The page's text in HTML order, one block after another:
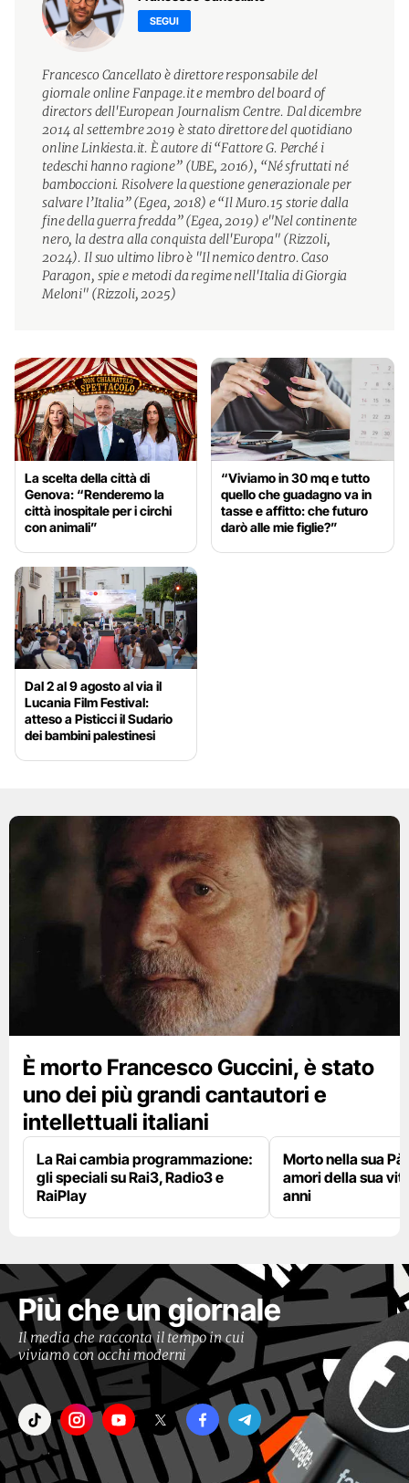
SEGUI
Francesco Cancellato è direttore responsabile del
giornale online Fanpage.it e membro del board of
directors dell'European Journalism Centre. Dal dicembre
2014 al settembre 2019 è stato direttore del quotidiano
online Linkiesta.it. È autore di “Fattore G. Perché i
tedeschi hanno ragione” (UBE, 2016), “Né sfruttati né
bamboccioni. Risolvere la questione generazionale per
salvare l’Italia” (Egea, 2018) e “Il Muro.15 storie dalla
fine della guerra fredda” (Egea, 2019) e"Nel continente
nero, la destra alla conquista dell'Europa" (Rizzoli,
2024). Il suo ultimo libro è "Il nemico dentro. Caso
Paragon, spie e metodi da regime nell'Italia di Giorgia
Meloni" (Rizzoli, 2025)
La scelta della città di
Genova: “Renderemo la
città inospitale per i circhi
con animali”
“Viviamo in 30 mq e tutto
quello che guadagno va in
tasse e affitto: che futuro
darò alle mie figlie?”
Dal 2 al 9 agosto al via il
Lucania Film Festival:
atteso a Pisticci il Sudario
dei bambini palestinesi
È morto Francesco Guccini, è stato
uno dei più grandi cantautori e
intellettuali italiani
La Rai cambia programmazione:
gli speciali su Rai3, Radio3 e
RaiPlay
Morto nella sua
amori della sua
anni
Più che un giornale
Il media che racconta il tempo in cui
viviamo con occhi moderni